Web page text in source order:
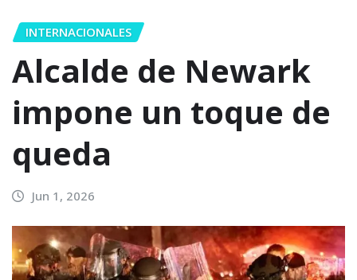
INTERNACIONALES
Alcalde de Newark
impone un toque de
queda
Jun 1, 2026